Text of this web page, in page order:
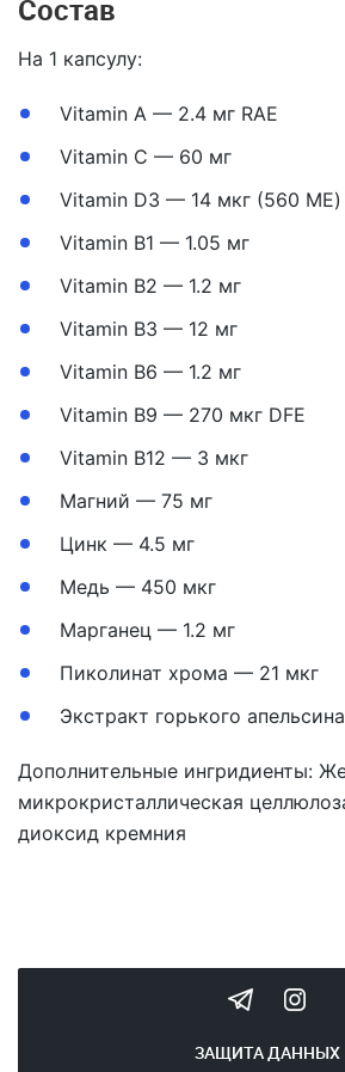
Состав
На 1 капсулу:
Vitamin A — 2.4 мг RAE
Vitamin C — 60 мг
Vitamin D3 — 14 мкг (560 ME)
Vitamin B1 — 1.05 мг
Vitamin B2 — 1.2 мг
Vitamin B3 — 12 мг
Vitamin B6 — 1.2 мг
Vitamin B9 — 270 мкг DFE
Vitamin B12 — 3 мкг
Магний — 75 мг
Цинк — 4.5 мг
Медь — 450 мкг
Марганец — 1.2 мг
Пиколинат хрома — 21 мкг
Экстракт горького
Дополнительные ингридиенты:
микрокристаллическая
диоксид кремния
ЗАЩИТА ДАННЫХ